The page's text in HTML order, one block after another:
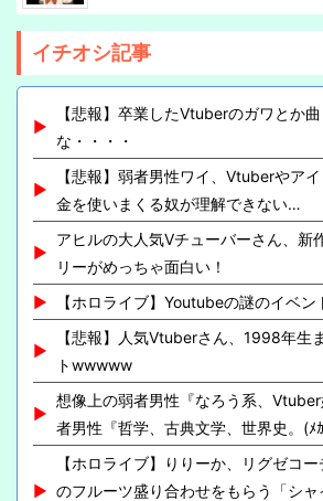
イチオシ記事
【悲報】卒業したVtuberのガワとか
な・・・・
【悲報】弱者男性ワイ、Vtuberやア
金を使いまくる奴が理解できない…
アヒルの大人気Vチューバーさん、新
リーがめっちゃ面白い！
【ホロライブ】Youtubeの謎のイベン
【悲報】人気Vtuberさん、1998年生
トwwwww
想像上の弱者男性『なろう系、
者男性『哲学、古典文学、世界史。(ﾒｶ
【ホロライブ】りりーか、リグゼコ
のフルーツ盛り合わせをもらう「シャ